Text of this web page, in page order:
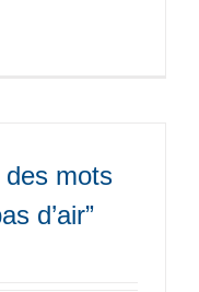
des mots
d’air”